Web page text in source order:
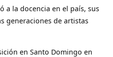
a la docencia en el país, sus
generaciones de artistas
en Santo Domingo en